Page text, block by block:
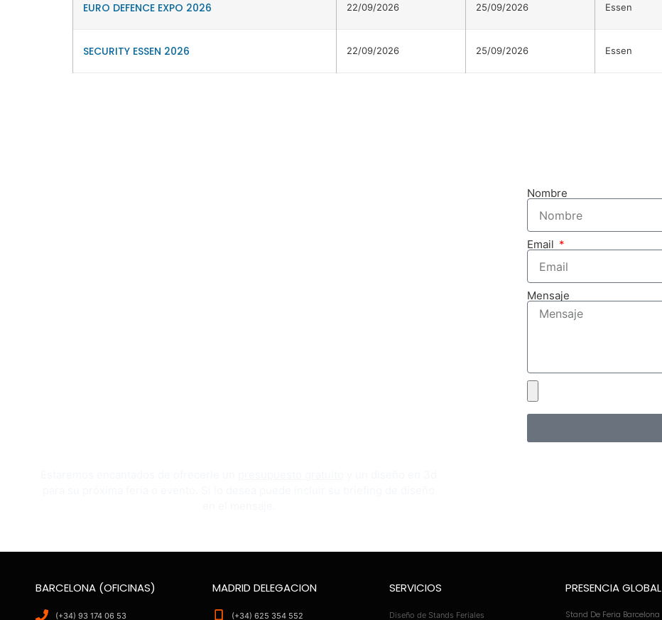
EURO DEFENCE EXPO 2026 22/09/2026 25/09/2026 Essen
SECURITY ESSEN 2026 22/09/2026 25/09/2026 Essen
Nombre
Email
Mensaje
BARCELONA (OFICINAS)
(+34) 93 174 06 53
MADRID DELEGACION
(+34) 625 354 552
SERVICIOS
Diseño de Stands Feriales
PRESENCIA GLOBAL
Stand De Feria Barcelona